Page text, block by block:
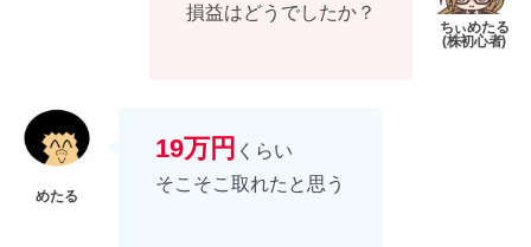
損益はどうでしたか？
19万円 くらい
そこそこ取れたと思う